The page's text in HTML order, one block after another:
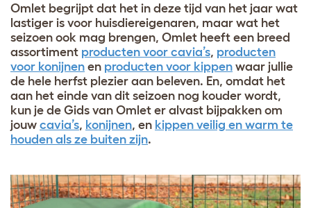
Omlet begrijpt dat het in deze tijd van het jaar wat
lastiger is voor huisdiereigenaren, maar wat het
seizoen ook mag brengen, Omlet heeft een breed
assortiment producten voor cavia’s, producten
voor konijnen en producten voor kippen waar jullie
de hele herfst plezier aan beleven. En, omdat het
aan het einde van dit seizoen nog kouder wordt,
kun je de Gids van Omlet er alvast bijpakken om
jouw cavia’s, konijnen, en kippen veilig en warm te
houden als ze buiten zijn.